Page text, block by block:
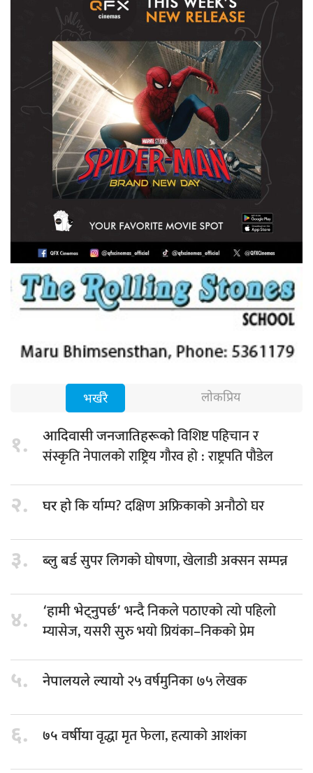
भर्खरै लोकप्रिय
१. आदिवासी जनजातिहरूकोविशिष्ट पहिचान र
संस्कृति नेपालको राष्ट्रिय गौरव हो : राष्ट्रपति पौडेल
२. घर होकि र्याम्प? दक्षिण अफ्रिकाको अनौठो घर
३. ब्लु बर्डसुपर लिगको घोषणा, खेलाडी अक्सन सम्पन्न
४. ‘हामी भेट्नुपर्छ’ भन्दै निकले पठाएको त्यो पहिलो
म्यासेज, यसरी सुरु भयो प्रियंका–निकको प्रेम
५. नेपालयले ल्यायो२५ वर्षमुनिका ७५ लेखक
६. ७५ वर्षीयावृद्धा मृत फेला, हत्याको आशंका